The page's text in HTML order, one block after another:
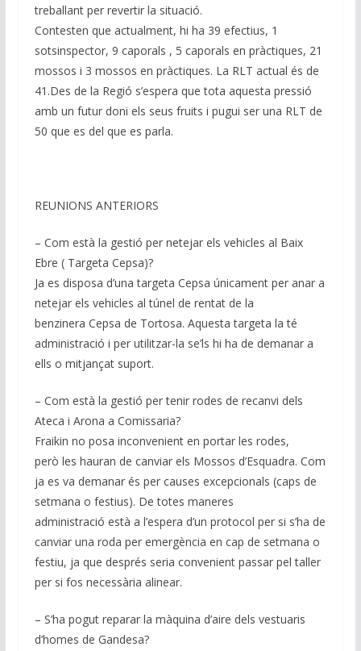
treballant per revertir la situació.
Contesten que actualment, hi ha 39 efectius, 1
sotsinspector, 9 caporals , 5 caporals en pràctiques, 21
mossos i 3 mossos en pràctiques. La RLT actual és de
41.Des de la Regió s’espera que tota aquesta pressió
amb un futur doni els seus fruits i pugui ser una RLT de
50 que es del que es parla.
REUNIONS ANTERIORS
– Com està la gestió per netejar els vehicles al Baix
Ebre ( Targeta Cepsa)?
Ja es disposa d’una targeta Cepsa únicament per anar a
netejar els vehicles al túnel de rentat de la
benzinera Cepsa de Tortosa. Aquesta targeta la té
administració i per utilitzar-la se’ls hi ha de demanar a
ells o mitjançat suport.
– Com està la gestió per tenir rodes de recanvi dels
Ateca i Arona a Comissaria?
Fraikin no posa inconvenient en portar les rodes,
però les hauran de canviar els Mossos d’Esquadra. Com
ja es va demanar és per causes excepcionals (caps de
setmana o festius). De totes maneres
administració està a l’espera d’un protocol per si s’ha de
canviar una roda per emergència en cap de setmana o
festiu, ja que després seria convenient passar pel taller
per si fos necessària alinear.
– S’ha pogut reparar la màquina d’aire dels vestuaris
d’homes de Gandesa?